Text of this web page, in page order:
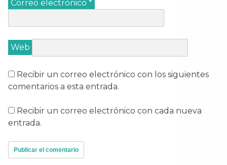
Correo electrónico *
Web
Recibir un correo electrónico con los siguientes
comentarios a esta entrada.
Recibir un correo electrónico con cada nueva
entrada.